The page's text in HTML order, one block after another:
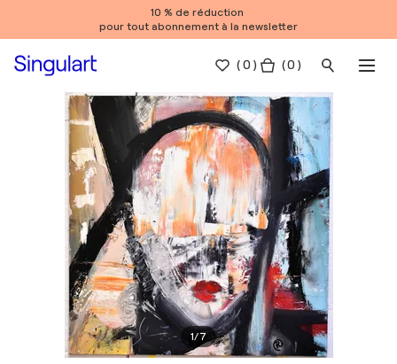
10 % de réduction
pour tout abonnement à la newsletter
(0 ) ( 0 )
1/7